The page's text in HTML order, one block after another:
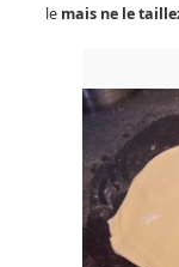
le mais ne le